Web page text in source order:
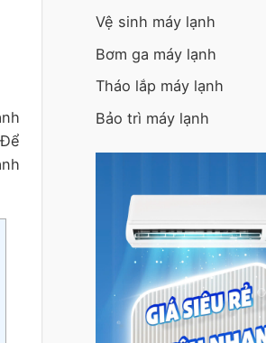
Vệ sinh máy lạnh
Bơm ga máy lạnh
Tháo lắp máy lạnh
Bảo trì máy lạnh